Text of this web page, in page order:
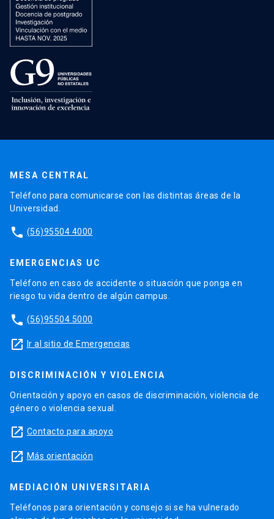
MESA CENTRAL
Teléfono para comunicarse con las distintas áreas de la
Universidad.
phone (56)95504 4000
EMERGENCIAS UC
Teléfono en caso de accidente o situación que ponga en
riesgo tu vida dentro de algún campus.
phone (56)95504 5000
launch Ir al sitio de Emergencias
DISCRIMINACIÓN Y VIOLENCIA
Orientación y apoyo en casos de discriminación, violencia de
género o violencia sexual.
launch Contacto para apoyo
launch Más orientación
MEDIACIÓN UNIVERSITARIA
Teléfonos para orientación y consejo si se ha vulnerado